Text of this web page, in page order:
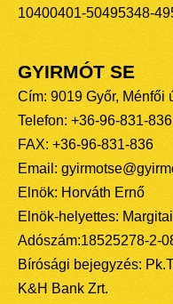
10400401-50495348-
GYIRMÓT SE
Cím: 9019 Győr, Ménfői
Telefon: +36-96-831-836
FAX: +36-96-831-836
Email:
Elnök: Horváth Ernő
Elnök-helyettes:
Adószám:18525278-2-
Bírósági bejegyzés:
K&H Bank Zrt.